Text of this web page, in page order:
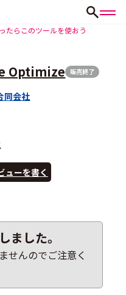
たらこのツールを使おう
Optimize 販売終了
同会社
ューを書く
ました。
せんのでご注意く